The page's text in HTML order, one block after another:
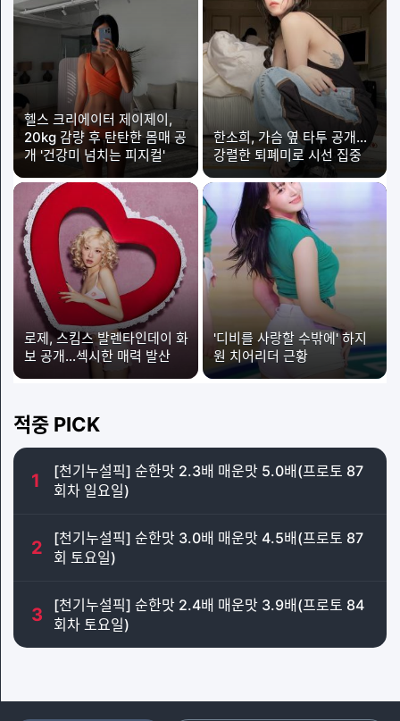
헬스 크리에이터 제이제이,
20kg 감량 후 탄탄한 몸매 공
개 '건강미 넘치는 피지컬'
한소희, 가슴 옆 타투 공개…
강렬한 퇴폐미로 시선 집중
로제, 스킴스 발렌타인데이 화
보 공개…섹시한 매력 발산
'디비를 사랑할 수밖에' 하지
원 치어리더 근황
적중 PICK
1
[천기누설픽] 순한맛 2.3배 매운맛 5.0배(프로토 87
회차 일요일)
2
[천기누설픽] 순한맛 3.0배 매운맛 4.5배(프로토 87
회 토요일)
3
[천기누설픽] 순한맛 2.4배 매운맛 3.9배(프로토 84
회차 토요일)